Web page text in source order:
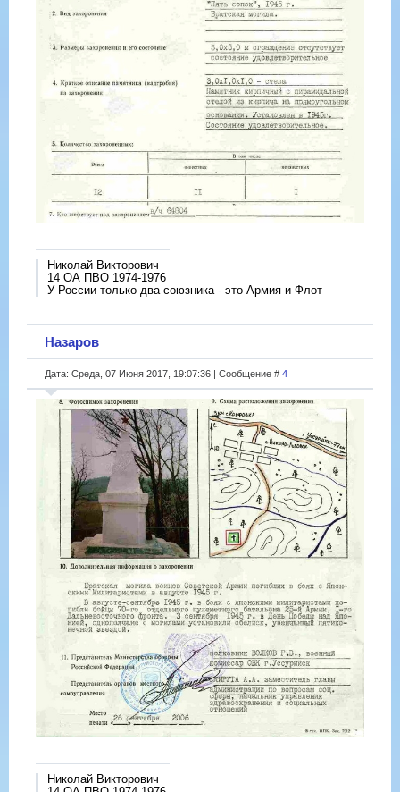
Николай Викторович
14 ОА ПВО 1974-1976
У России только два союзника - это Армия и Флот
Назаров
Дата: Среда, 07 Июня 2017, 19:07:36 | Сообщение # 4
Николай Викторович